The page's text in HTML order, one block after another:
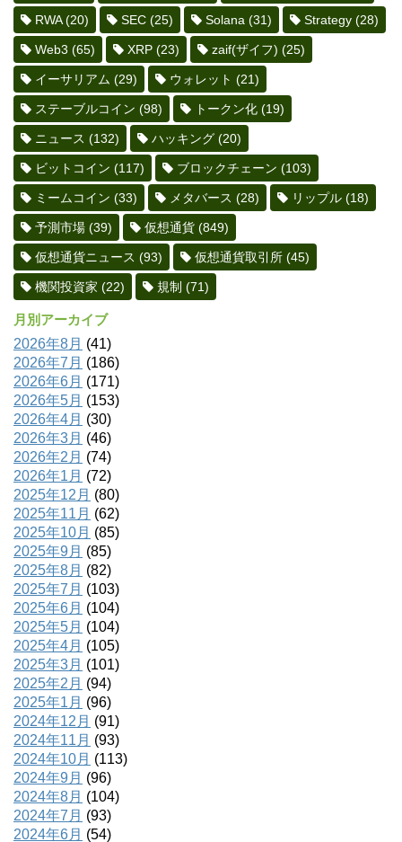
RWA(20) SEC (25) Solana (31) Strategy (28)
Web3 (65) XRP (23) zaif(ザイフ) (25)
イーサリアム (29) ウォレット (21)
ステーブルコイン (98) トークン化 (19)
ニュース (132) ハッキング (20)
ビットコイン (117) ブロックチェーン (103)
ミームコイン (33) メタバース (28) リップル (18)
予測市場 (39) 仮想通貨 (849)
仮想通貨ニュース (93) 仮想通貨取引所 (45)
機関投資家 (22) 規制 (71)
月別アーカイブ
2026年8月 (41)
2026年7月 (186)
2026年6月 (171)
2026年5月 (153)
2026年4月 (30)
2026年3月 (46)
2026年2月 (74)
2026年1月 (72)
2025年12月 (80)
2025年11月 (62)
2025年10月 (85)
2025年9月 (85)
2025年8月 (82)
2025年7月 (103)
2025年6月 (104)
2025年5月 (104)
2025年4月 (105)
2025年3月 (101)
2025年2月 (94)
2025年1月 (96)
2024年12月 (91)
2024年11月 (93)
2024年10月 (113)
2024年9月 (96)
2024年8月 (104)
2024年7月 (93)
2024年6月 (54)